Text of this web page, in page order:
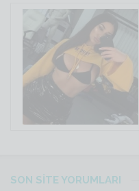
SON SİTE YORUMLARI